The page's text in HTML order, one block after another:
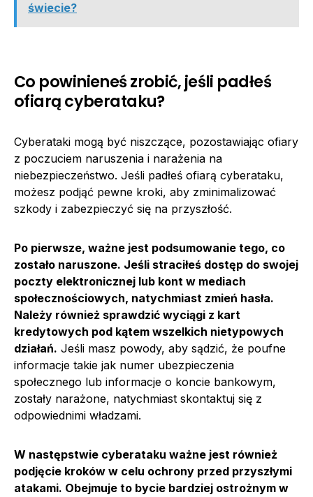
świecie?
Co powinieneś zrobić, jeśli padłeś
ofiarą cyberataku?
Cyberataki mogą być niszczące, pozostawiając ofiary
z poczuciem naruszenia i narażenia na
niebezpieczeństwo. Jeśli padłeś ofiarą cyberataku,
możesz podjąć pewne kroki, aby zminimalizować
szkody i zabezpieczyć się na przyszłość.
Po pierwsze, ważne jest podsumowanie tego, co
zostało naruszone. Jeśli straciłeś dostęp do swojej
poczty elektronicznej lub kont w mediach
społecznościowych, natychmiast zmień hasła.
Należy również sprawdzić wyciągi z kart
kredytowych pod kątem wszelkich nietypowych
działań. Jeśli masz powody, aby sądzić, że poufne
informacje takie jak numer ubezpieczenia
społecznego lub informacje o koncie bankowym,
zostały narażone, natychmiast skontaktuj się z
odpowiednimi władzami.
W następstwie cyberataku ważne jest również
podjęcie kroków w celu ochrony przed przyszłymi
atakami. Obejmuje to bycie bardziej ostrożnym w